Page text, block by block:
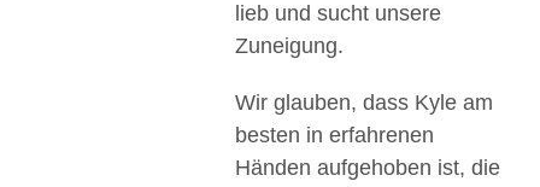
lieb und sucht unsere
Zuneigung.
Wir glauben, dass Kyle am
besten in erfahrenen
Händen aufgehoben ist, die